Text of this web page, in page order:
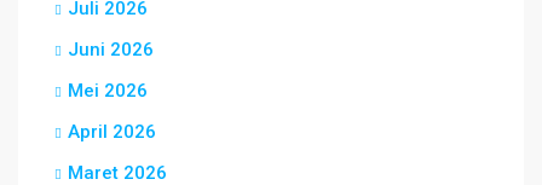
Juli 2026
Juni 2026
Mei 2026
April 2026
Maret 2026